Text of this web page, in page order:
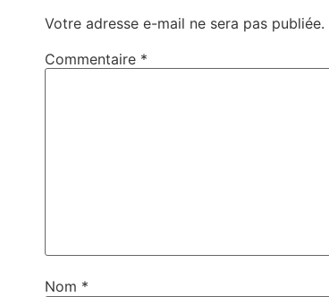
Votre adresse e-mail ne sera pas publiée.
Commentaire *
Nom *